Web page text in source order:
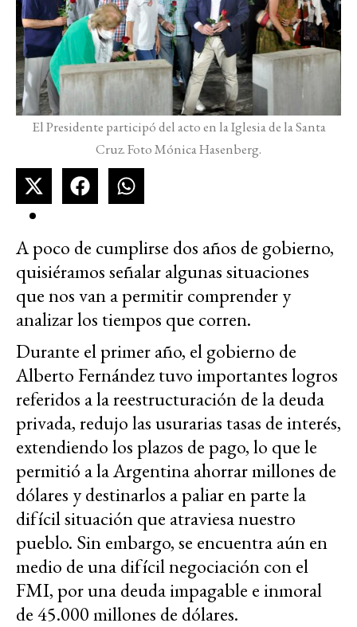
El Presidente participó del acto en la Iglesia de la Santa
Cruz. Foto Mónica Hasenberg.
A poco de cumplirse dos años de gobierno,
quisiéramos señalar algunas situaciones
que nos van a permitir comprender y
analizar los tiempos que corren.
Durante el primer año, el gobierno de
Alberto Fernández tuvo importantes logros
referidos a la reestructuración de la deuda
privada, redujo las usurarias tasas de interés,
extendiendo los plazos de pago, lo que le
permitió a la Argentina ahorrar millones de
dólares y destinarlos a paliar en parte la
difícil situación que atraviesa nuestro
pueblo. Sin embargo, se encuentra aún en
medio de una difícil negociación con el
FMI, por una deuda impagable e inmoral
de 45.000 millones de dólares.